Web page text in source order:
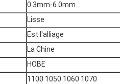
0.3mm-6.0mm
Lisse
Est l'alliage
La Chine
HOBE
1100 1050 1060 1070